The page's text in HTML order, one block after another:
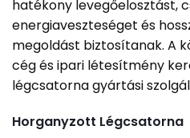
hatékony levegőelosztást,
energiaveszteséget és
megoldást biztosítanak. A
cég és ipari létesítmény
légcsatorna gyártási
Horganyzott Légcsatorna